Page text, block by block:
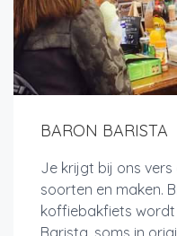
BARON BARISTA
Je krijgt bij ons
soorten en maken.
koffiebakfiets